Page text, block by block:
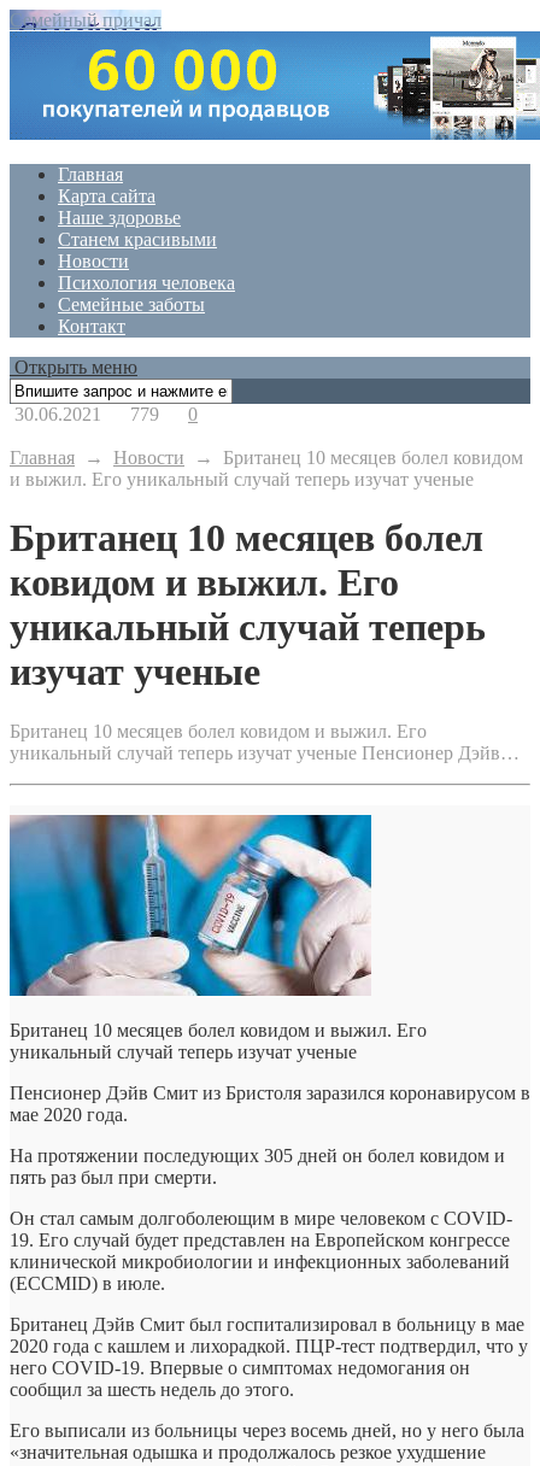
Семейный причал
Главная
Карта сайта
Наше здоровье
Станем красивыми
Новости
Психология человека
Семейные заботы
Контакт
Открыть меню
30.06.2021 779 0
Главная → Новости → Британец 10 месяцев болел ковидом
и выжил. Его уникальный случай теперь изучат ученые
Британец 10 месяцев болел
ковидом и выжил. Его
уникальный случай теперь
изучат ученые
Британец 10 месяцев болел ковидом и выжил. Его
уникальный случай теперь изучат ученые Пенсионер Дэйв…
Британец 10 месяцев болел ковидом и выжил. Его
уникальный случай теперь изучат ученые
Пенсионер Дэйв Смит из Бристоля заразился коронавирусом в
мае 2020 года.
На протяжении последующих 305 дней он болел ковидом и
пять раз был при смерти.
Он стал самым долгоболеющим в мире человеком с COVID-
19. Его случай будет представлен на Европейском конгрессе
клинической микробиологии и инфекционных заболеваний
(ECCMID) в июле.
Британец Дэйв Смит был госпитализировал в больницу в мае
2020 года с кашлем и лихорадкой. ПЦР-тест подтвердил, что у
него COVID-19. Впервые о симптомах недомогания он
сообщил за шесть недель до этого.
Его выписали из больницы через восемь дней, но у него была
«значительная одышка и продолжалось резкое ухудшение